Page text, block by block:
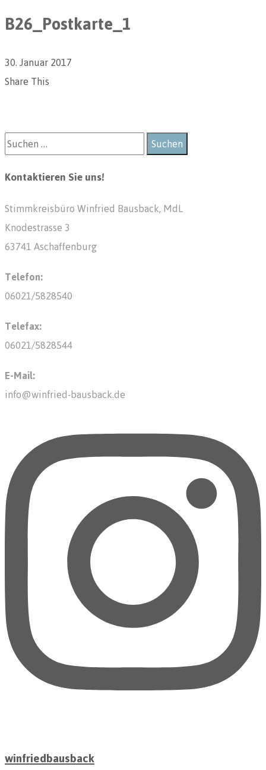
B26_Postkarte_1
30. Januar 2017
Share This
Kontaktieren Sie uns!
Stimmkreisbüro Winfried Bausback, MdL
Knodestrasse 3
63741 Aschaffenburg
Telefon:
06021/5828540
Telefax:
06021/5828544
E-Mail:
info@winfried-bausback.de
winfriedbausback